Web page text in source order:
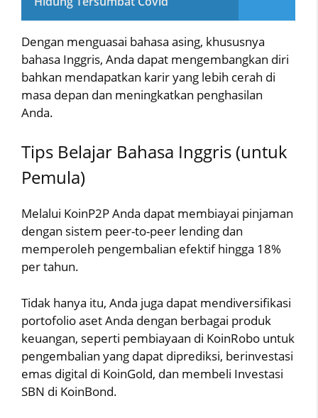
Dengan menguasai bahasa asing, khususnya
bahasa Inggris, Anda dapat mengembangkan diri
bahkan mendapatkan karir yang lebih cerah di
masa depan dan meningkatkan penghasilan
Anda.
Tips Belajar Bahasa Inggris (untuk
Pemula)
Melalui KoinP2P Anda dapat membiayai pinjaman
dengan sistem peer-to-peer lending dan
memperoleh pengembalian efektif hingga 18%
per tahun.
Tidak hanya itu, Anda juga dapat mendiversifikasi
portofolio aset Anda dengan berbagai produk
keuangan, seperti pembiayaan di KoinRobo untuk
pengembalian yang dapat diprediksi, berinvestasi
emas digital di KoinGold, dan membeli Investasi
SBN di KoinBond.